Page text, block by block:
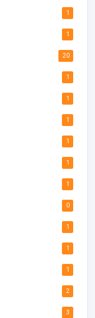
1
1
20
1
1
1
1
1
1
0
1
1
1
2
3